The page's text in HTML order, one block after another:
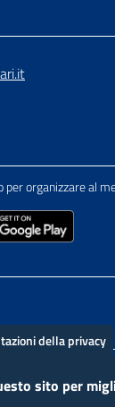
per organizzare al
Privacy
della privacy
sito per